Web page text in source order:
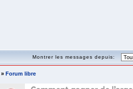
Montrer les messages depuis:
» Forum libre